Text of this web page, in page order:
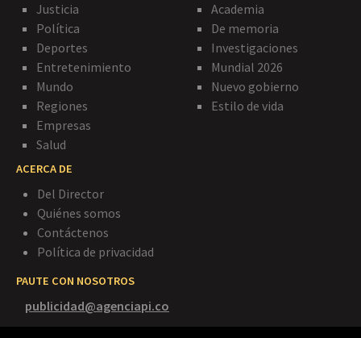
Justicia
Política
Deportes
Entretenimiento
Mundo
Regiones
Empresas
Salud
Academia
De memoria
Investigaciones
Mundial 2026
Nuevo gobierno
Estilo de vida
ACERCA DE
Del Director
Quiénes somos
Contáctenos
Política de privacidad
PAUTE CON NOSOTROS
publicidad@agenciapi.co